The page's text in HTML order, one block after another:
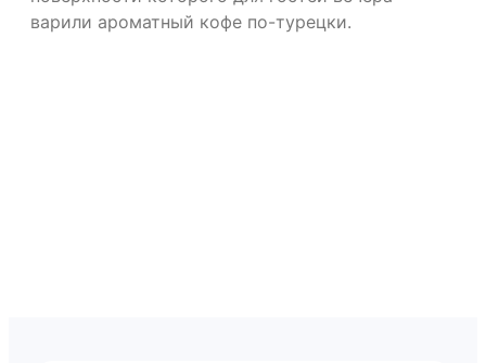
варили ароматный кофе по-турецки.